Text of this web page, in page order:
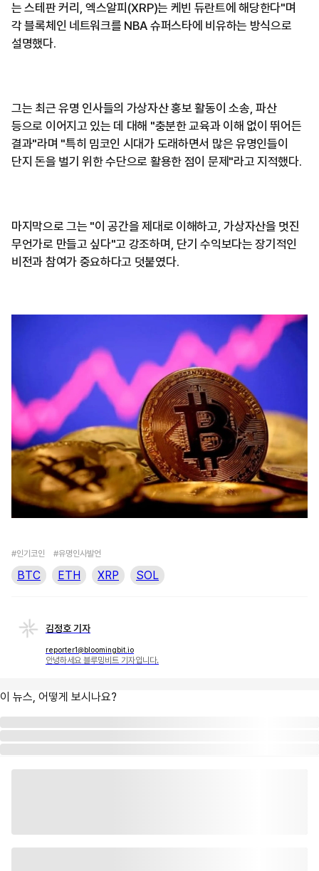
는 스테판 커리, 엑스알피(XRP)는 케빈 듀란트에 해당한다"며
각 블록체인 네트워크를 NBA 슈퍼스타에 비유하는 방식으로
설명했다.
그는 최근 유명 인사들의 가상자산 홍보 활동이 소송, 파산
등으로 이어지고 있는 데 대해 "충분한 교육과 이해 없이 뛰어든
결과"라며 "특히 밈코인 시대가 도래하면서 많은 유명인들이
단지 돈을 벌기 위한 수단으로 활용한 점이 문제"라고 지적했다.
마지막으로 그는 "이 공간을 제대로 이해하고, 가상자산을 멋진
무언가로 만들고 싶다"고 강조하며, 단기 수익보다는 장기적인
비전과 참여가 중요하다고 덧붙였다.
#인기코인 #유명인사발언
BTC ETH XRP SOL
김정호 기자
reporter1@bloomingbit.io
안녕하세요 블루밍비트 기자입니다.
이 뉴스, 어떻게 보시나요?